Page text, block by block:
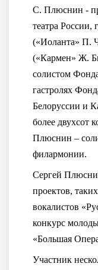
С. Плюснин -
театра России,
(«Иоланта» П.
(«Кармен» Ж.
солистом
гастролях
Белоруссии и
более двухсот
Плюснин –
филармонии.
Сергей
проектов,
вокалистов
конкурс
«Большая
Участник